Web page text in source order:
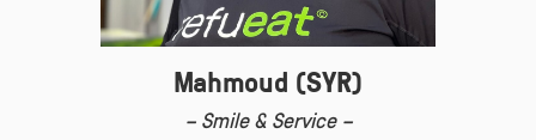
Mahmoud (SYR)
– Smile & Service –